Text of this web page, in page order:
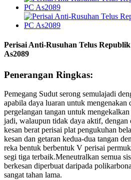
Perisai Anti-Rusuhan Telus
As2089
Penerangan Ringkas:
Pemegang Sudut serong semulajadi
apabila daya luaran untuk mengenakan
pergelangan tangan untuk
jadi, walaupun tidak daya aktif, dengan
kesan berat perisai plat pengukuhan
kesan dan getaran kedua-dua tangan
reka bentuk berbentuk V perisai
segi tiga terbaik.Meneutralkan semua
berkesan diperbuat daripada
sangat tahan lama.